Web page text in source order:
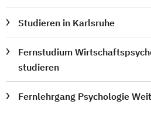
Studieren in Karlsruhe
Fernstudium
studieren
Fernlehrgang Psychologie